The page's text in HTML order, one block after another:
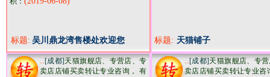
标题: 吴川鼎龙湾售楼处欢迎您 标题: 天猫铺子
..[成都]天猫旗舰店、专营店、专
卖店店铺买卖转让专业咨询， 有
..[成都]天猫旗舰店、专
卖店店铺买卖转让专业咨